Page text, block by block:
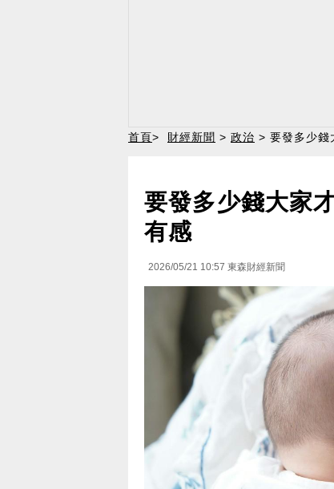
首頁> 財經新聞 > 政治 > 要發多少錢
要發多少錢大家
有感
2026/05/21 10:57 東森財經新聞